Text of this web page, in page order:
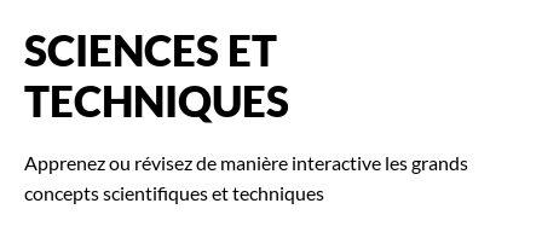
SCIENCES ET
TECHNIQUES
Apprenez ou révisez de manière interactive les grands
concepts scientifiques et techniques